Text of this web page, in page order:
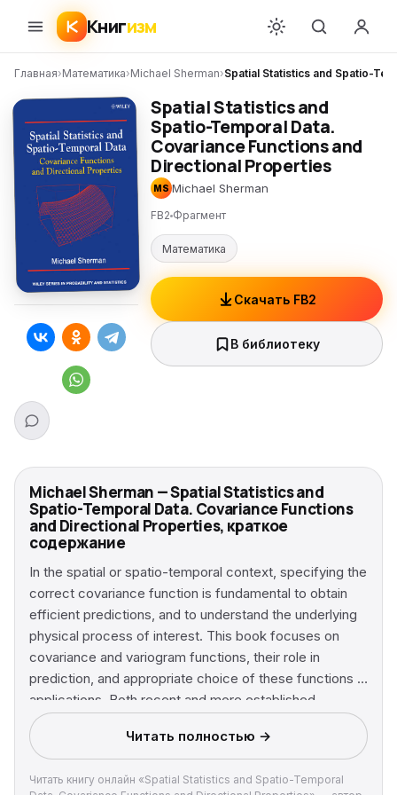
Книгизм
Главная›Математика›Michael Sherman›Spatial Statistics and Spatio-
Spatial Statistics and
Spatio-Temporal Data.
Covariance Functions and
Directional Properties
MS Michael Sherman
FB2 Фрагмент
Математика
Скачать FB2
В библиотеку
Michael Sherman — Spatial Statistics and
Spatio-Temporal Data. Covariance Functions
and Directional Properties, краткое
содержание
In the spatial or spatio-temporal context, specifying the
correct covariance function is fundamental to obtain
efficient predictions, and to understand the underlying
physical process of interest. This book focuses on
covariance and variogram functions, their role in
prediction, and appropriate choice of these functions in
applications. Both recent and more established
methods are illustrated to assess many common
assumptions on these functions, such as, isotropy,
separability, symmetry, and intrinsic correlation. After an
extensive introduction to spatial methodology, the book
Читать полностью →
Читать книгу онлайн «Spatial Statistics and Spatio-Temporal